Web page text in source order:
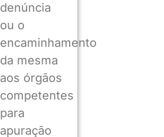
denúncia
ou o
encaminhamento
da mesma
aos órgãos
competentes
para
apuração